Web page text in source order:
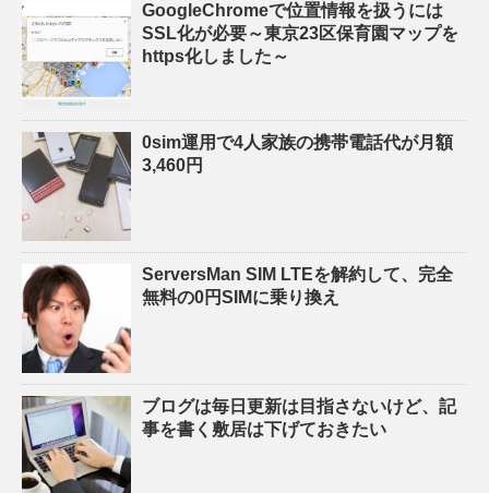
GoogleChromeで位置情報を扱うには
SSL化が必要～東京23区保育園マップを
https化しました～
0sim運用で4人家族の携帯電話代が月額
3,460円
ServersMan SIM LTEを解約して、完全
無料の0円SIMに乗り換え
ブログは毎日更新は目指さないけど、記
事を書く敷居は下げておきたい